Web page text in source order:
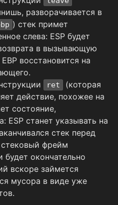
разворачивается в
) стек примет
слева: ESP будет
в вызывающую
восстановится на
ret
(которая
действие, похожее на
состояние,
ESP станет указывать на
стек перед
стековый фрейм
окончательно
вскоре займется
мусора в виде уже